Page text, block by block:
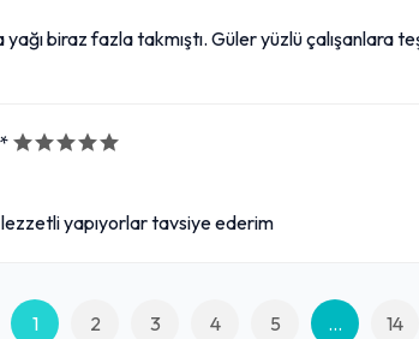
biraz fazla takmıştı. Güler yüzlü çalışanlara
yapıyorlar tavsiye ederim
1 2 3 4 5 ... 14